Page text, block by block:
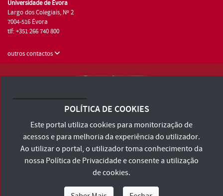
Universidade de Évora
Largo dos Colegiais, Nº 2
7004-516 Évora
tlf: +351 266 740 800
outros contactos
Consulte os Termos e Condições e Política de Privacidade
Declaração de Acessibilidade
POLÍTICA DE COOKIES
Este portal utiliza cookies para monitorização de
acessos e para melhoria da experiência do utilizador.
Ao utilizar o portal, o utilizador toma conhecimento da
nossa Política de Privacidadee consente a utilização
de cookies.